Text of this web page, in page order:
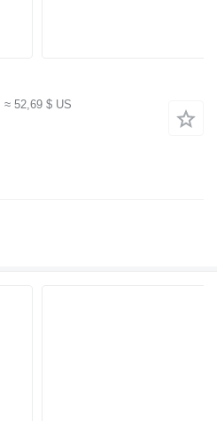
≈ 52,69 $ US